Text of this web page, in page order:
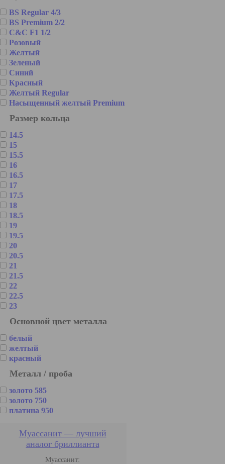
BS Regular 4/3
BS Premium 2/2
C&C F1 1/2
Розовый
Желтый
Зеленый
Синий
Красный
Желтый Regular
Насыщенный желтый Premium
Размер кольца
14.5
15
15.5
16
16.5
17
17.5
18
18.5
19
19.5
20
20.5
21
21.5
22
22.5
23
Основной цвет металла
белый
желтый
красный
Металл / проба
золото 585
золото 750
платина 950
Муассанит — лучший
аналог бриллианта
Муассанит: